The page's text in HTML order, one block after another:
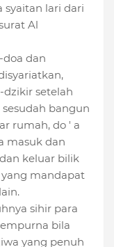
syaitan lari dari
Al
dan
dzikir setelah
bangun
rumah, do ' a
masuk dan
keluar bilik
mandapat
sihir para
bila
yang penuh